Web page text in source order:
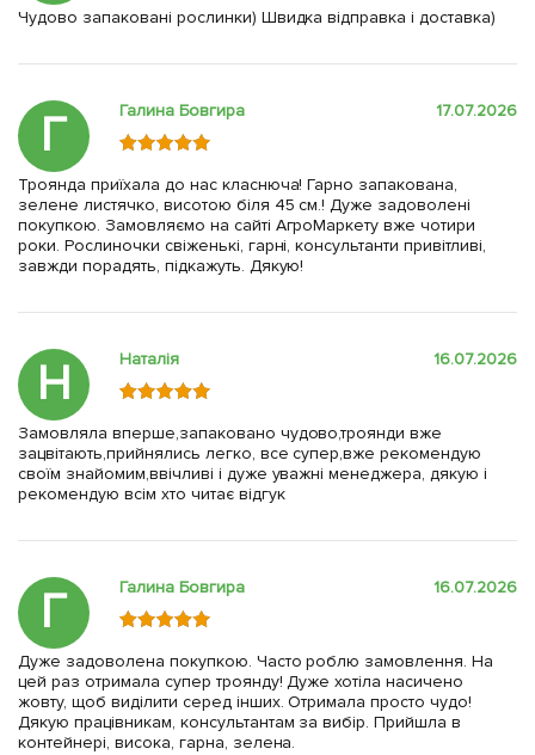
Чудово запаковані рослинки) Швидка відправка і доставка)
Г Галина Бовгира 17.07.2026
Троянда приїхала до нас класнюча! Гарно запакована,
зелене листячко, висотою біля 45 см.! Дуже задоволені
покупкою. Замовляємо на сайті АгроМаркету вже чотири
роки. Рослиночки свіженькі, гарні, консультанти привітливі,
завжди порадять, підкажуть. Дякую!
Н Наталія 16.07.2026
Замовляла вперше,запаковано чудово,троянди вже
зацвітають,прийнялись легко, все супер,вже рекомендую
своїм знайомим,ввічливі і дуже уважні менеджера, дякую і
рекомендую всім хто читає відгук
Г Галина Бовгира 16.07.2026
Дуже задоволена покупкою. Часто роблю замовлення. На
цей раз отримала супер троянду! Дуже хотіла насичено
жовту, щоб виділити серед інших. Отримала просто чудо!
Дякую працівникам, консультантам за вибір. Прийшла в
контейнері, висока, гарна, зелена.